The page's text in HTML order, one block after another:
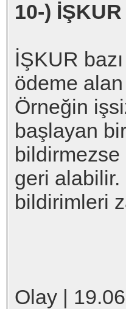
10-)
İŞKUR
ödeme alan
Örneğin
başlayan
bildirmezse
geri alabilir.
bildirimleri
Olay |